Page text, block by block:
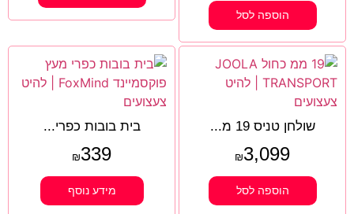
הוספה לסל
שולחן טניס 19 מ...
₪3,099
הוספה לסל
בית בובות כפרי...
₪339
מידע נוסף